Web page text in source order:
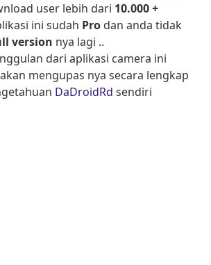
user lebih dari 10.000 +
ini sudah Pro dan anda tidak
version nya lagi ..
dari aplikasi camera ini
akan mengupas nya secara lengkap
DaDroidRd sendiri